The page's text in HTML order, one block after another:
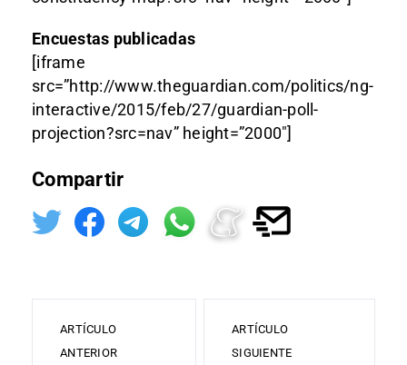
Encuestas publicadas
[iframe
src=”http://www.theguardian.com/politics/ng-
interactive/2015/feb/27/guardian-poll-
projection?src=nav” height=”2000″]
Compartir
ARTÍCULO
ANTERIOR
ARTÍCULO
SIGUIENTE